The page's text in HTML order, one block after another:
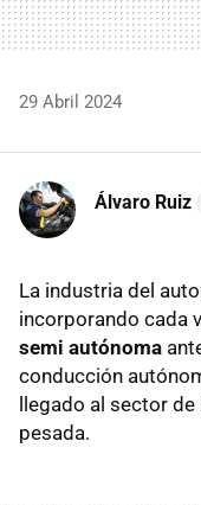
29 Abril 2024
Álvaro Ruiz
La industria del
incorporando cada
semi autónoma
conducción
llegado al sector
pesada.